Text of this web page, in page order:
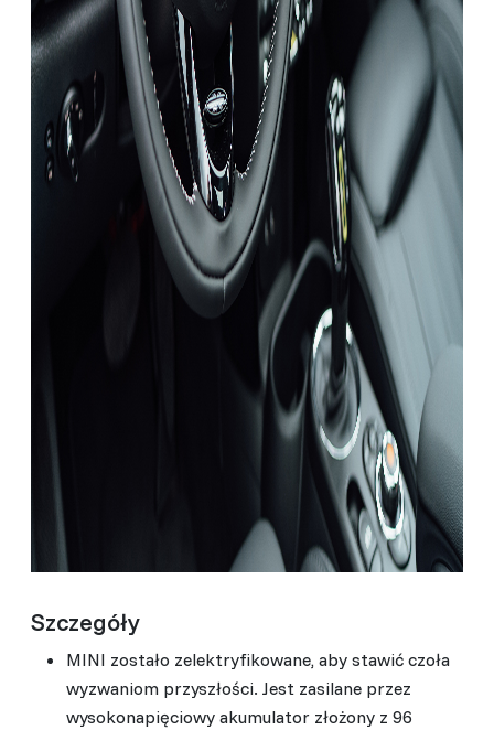
Szczegóły
MINI zostało zelektryfikowane, aby stawić czoła
wyzwaniom przyszłości. Jest zasilane przez
wysokonapięciowy akumulator złożony z 96